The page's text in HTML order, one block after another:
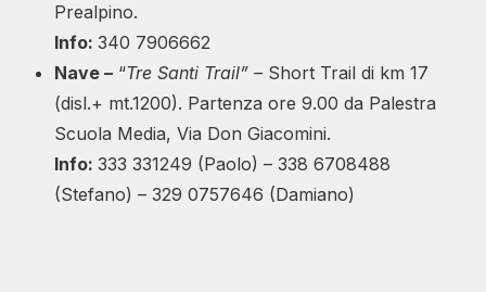
Prealpino.
Info: 340 7906662
Nave – “Tre Santi Trail” –Short Trail di km 17
(disl.+ mt.1200). Partenza ore 9.00 da Palestra
Scuola Media, Via Don Giacomini.
Info: 333 331249 (Paolo) – 338 6708488
(Stefano) – 329 0757646 (Damiano)